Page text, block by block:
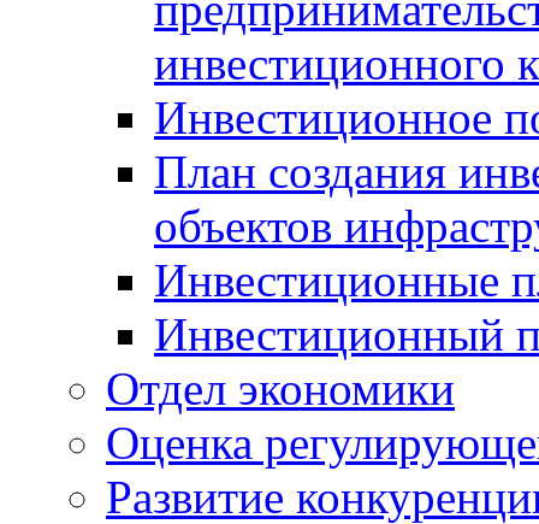
инвестиционного
Инвестиционное
План создания
объектов
Инвестиционные
Инвестиционный
Отдел экономики
Оценка
Развитие